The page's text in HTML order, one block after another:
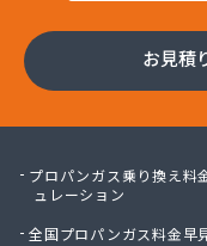
東石油有限会社
日石ガス株式会社
NX商事株式会社
冨士クラスタ株
お見積
プロパンガス乗り換え料
ュレーション
全国プロパンガス料金早